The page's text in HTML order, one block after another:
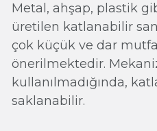
Metal, ahşap, plastik
üretilen katlanabilir
çok küçük ve dar
önerilmektedir.
kullanılmadığında,
saklanabilir.